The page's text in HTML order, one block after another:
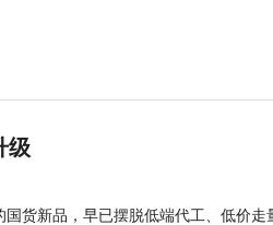
级
货新品，早已摆脱低端代工、低价